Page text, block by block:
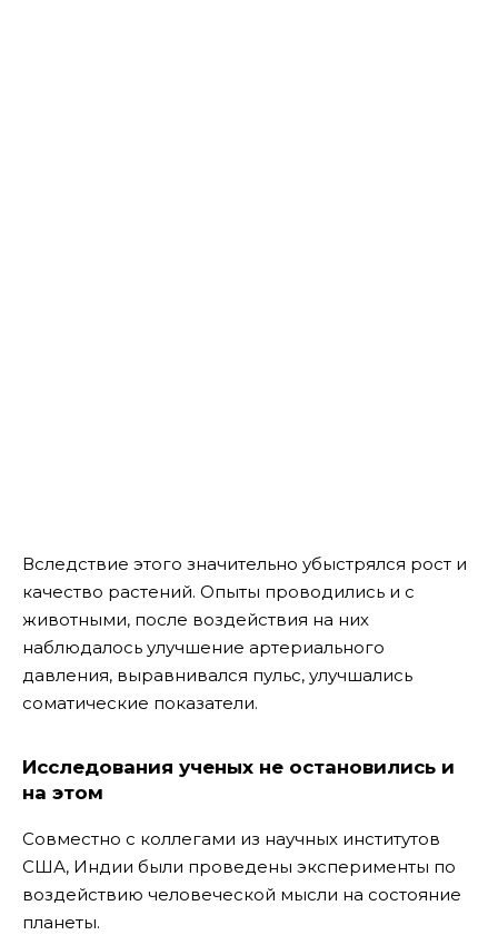
Вследствие этого значительно убыстрялся рост и
качество растений. Опыты проводились и с
животными, после воздействия на них
наблюдалось улучшение артериального
давления, выравнивался пульс, улучшались
соматические показатели.
Исследования ученых не остановились и
на этом
Совместно с коллегами из научных институтов
США, Индии были проведены эксперименты по
воздействию человеческой мысли на состояние
планеты.